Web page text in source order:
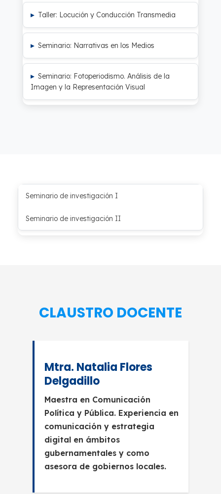
Taller: Locución y Conducción Transmedia
Seminario: Narrativas en los Medios
Seminario: Fotoperiodismo. Análisis de la
Imagen y la Representación Visual
Seminario de investigación I
Seminario de investigación II
CLAUSTRO DOCENTE
Mtra. Natalia Flores
Delgadillo
Maestra en Comunicación
Política y Pública. Experiencia en
comunicación y estrategia
digital en ámbitos
gubernamentales y como
asesora de gobiernos locales.